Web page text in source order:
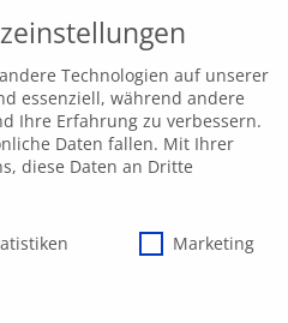
Technologien auf unserer
essenziell, während andere
Ihre Erfahrung zu verbessern.
Daten fallen. Mit Ihrer
diese Daten an Dritte
Marketing